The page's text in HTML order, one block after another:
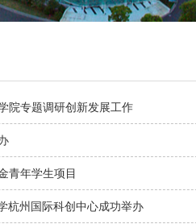
院专题调研创新发展工作
青年学生项目
杭州国际科创中心成功举办